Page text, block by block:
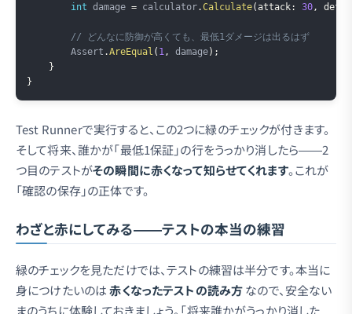
int damage = calculator.Calculate(attack: 30,
// どんなに防御が高くても、最低1ダメージは出るはず
        Assert
.AreEqual ( 1, damage) ;
}
}
Test Runnerで実行すると、この2つに緑のチェックが付きます。
そして将来、誰かが「最低1保証」の行をうっかり消したら——2
つ目のテストがその瞬間に赤くなって知らせてくれます。これが
「確認の保存」の正体です。
わざと赤にしてみる——テストの本当の練習
緑のチェックを見ただけでは、テストの練習は半分です。本当に
身につけたいのは赤くなったテストの読み方なので、安全ない